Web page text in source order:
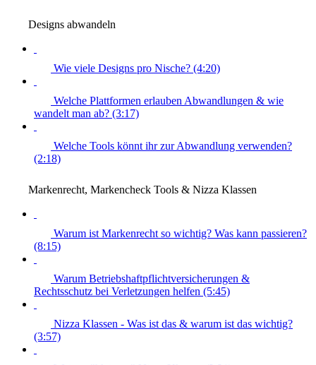
Designs abwandeln
Wie viele Designs pro Nische? (4:20)
Welche Plattformen erlauben Abwandlungen & wie
wandelt man ab? (3:17)
Welche Tools könnt ihr zur Abwandlung verwenden?
(2:18)
Markenrecht, Markencheck Tools & Nizza Klassen
Warum ist Markenrecht so wichtig? Was kann passieren?
(8:15)
Warum Betriebshaftpflichtversicherungen &
Rechtsschutz bei Verletzungen helfen (5:45)
Nizza Klassen - Was ist das & warum ist das wichtig?
(3:57)